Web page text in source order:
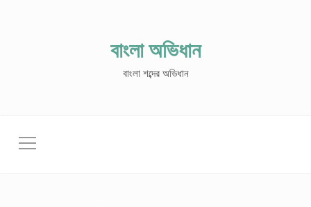
বাংলা অভিধান
বাংলা শব্দের অভিধান